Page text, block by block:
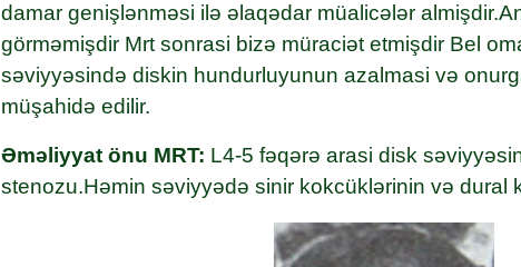
damar genişlənməsi ilə əlaqədar müalicələr
görməmişdir Mrt sonrasi bizə müraciət etmişdir Bel
səviyyəsində diskin hundurluyunun azalmasi və
müşahidə edilir.
Əməliyyat önu MRT: L4-5 fəqərə arasi disk
stenozu.Həmin səviyyədə sinir kokcüklərinin və dural